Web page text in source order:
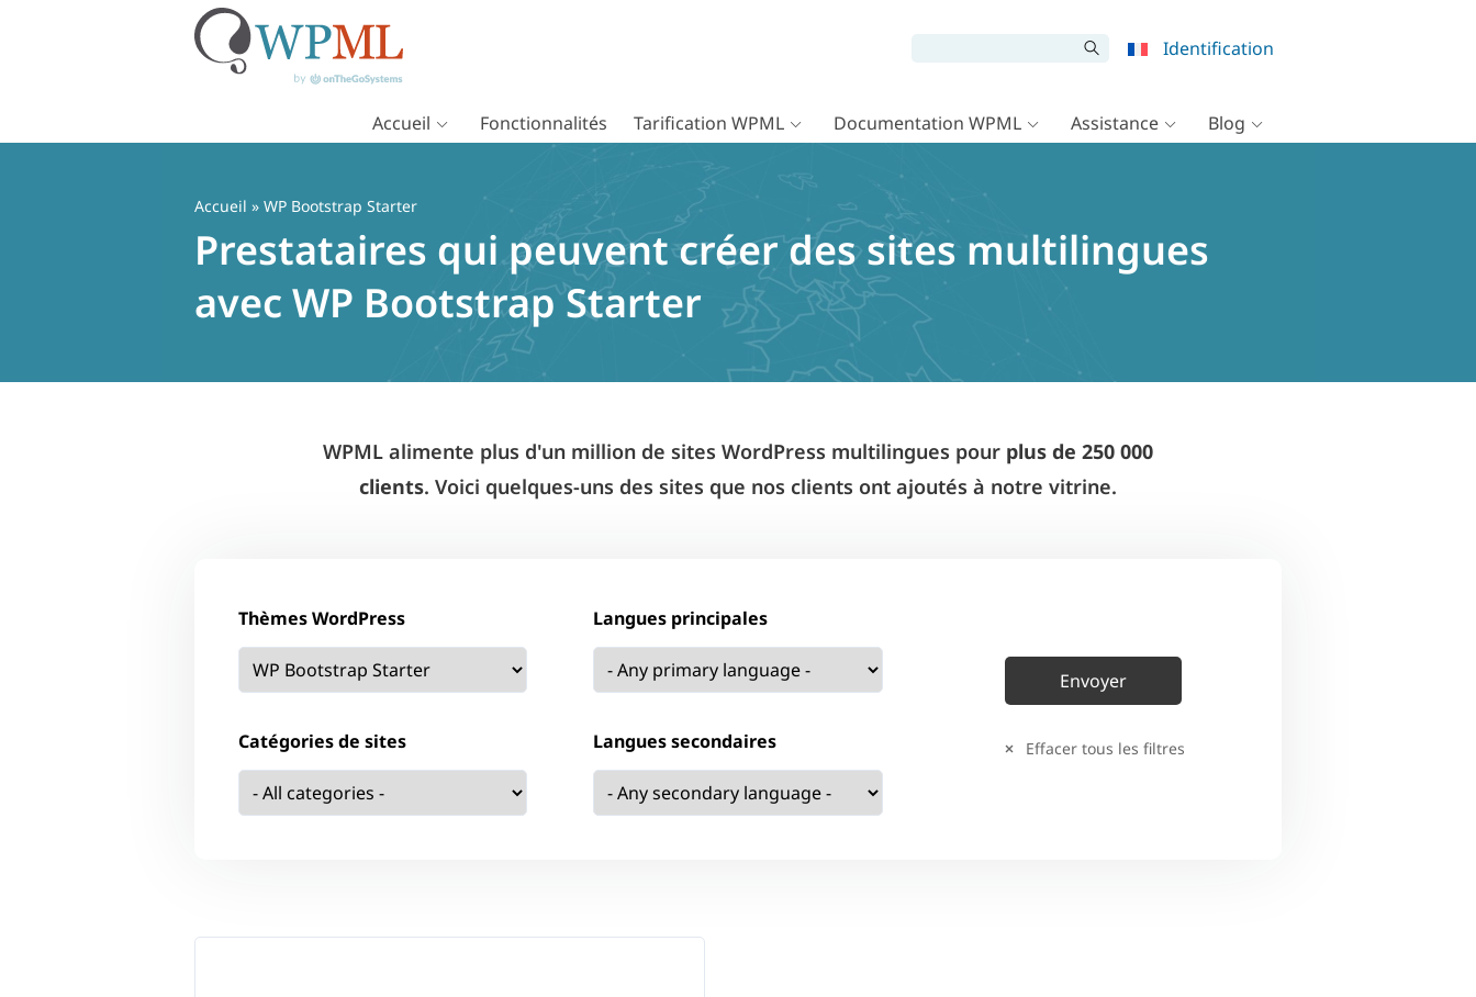
Identification
Accueil Fonctionnalités Tarification WPML Documentation WPML Assistance Blog
Accueil » WP Bootstrap Starter
Prestataires qui peuvent créer des sites multilingues
avec WP Bootstrap Starter
WPML alimente plus d'un million de sites WordPress multilingues pour plus de 250 000
clients. Voici quelques-uns des sites que nos clients ont ajoutés à notre vitrine.
Thèmes WordPress
Catégories de sites
Langues principales
Langues secondaires Effacer tous les filtres